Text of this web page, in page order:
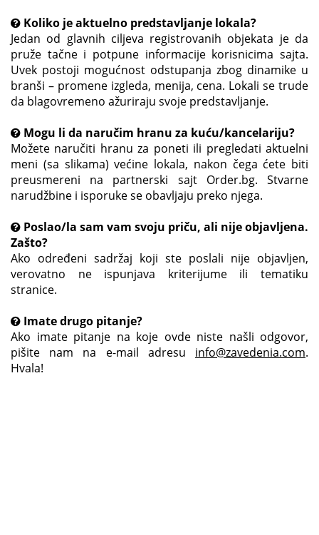
Koliko je aktuelno predstavljanje lokala?
Jedan od glavnih ciljeva registrovanih objekata je da
pruže tačne i potpune informacije korisnicima sajta.
Uvek postoji mogućnost odstupanja zbog dinamike u
branši – promene izgleda, menija, cena. Lokali se trude
da blagovremeno ažuriraju svoje predstavljanje.
Mogu li da naručim hranu za kuću/kancelariju?
Možete naručiti hranu za poneti ili pregledati aktuelni
meni (sa slikama) većine lokala, nakon čega ćete biti
preusmereni na partnerski sajt Order.bg. Stvarne
narudžbine i isporuke se obavljaju preko njega.
Poslao/la sam vam svoju priču, ali nije objavljena.
Zašto?
Ako određeni sadržaj koji ste poslali nije objavljen,
verovatno ne ispunjava kriterijume ili tematiku
stranice.
Imate drugo pitanje?
Ako imate pitanje na koje ovde niste našli odgovor,
pišite nam na e-mail adresu info@zavedenia.com.
Hvala!